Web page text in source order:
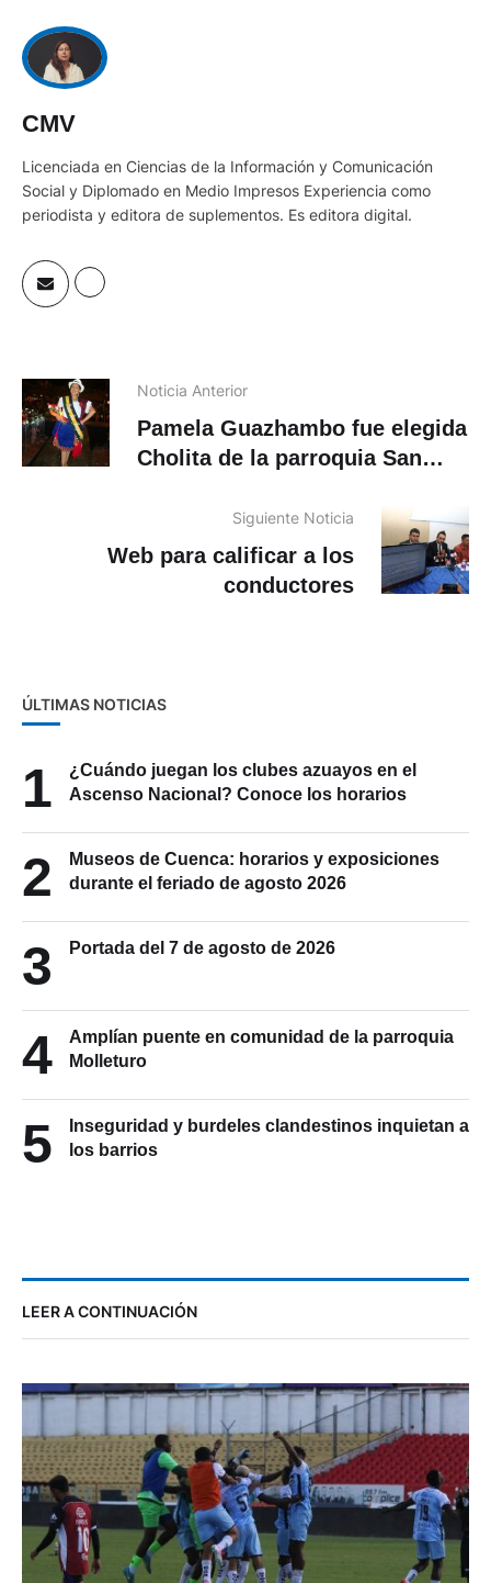
Licenciada en Ciencias de la Información y Comunicación
Social y Diplomado en Medio Impresos Experiencia como
Noticia Anterior
Pamela Guazhambo fue elegida
Joaquín, es de Chacarumi
Siguiente Noticia
Web para calificar a los
1
¿Cuándo juegan los clubes azuayos en el
2
Museos de Cuenca: horarios y exposiciones
3
4
Amplían puente en comunidad de la parroquia
5
Inseguridad y burdeles clandestinos inquietan a
LEER A CONTINUACIÓN